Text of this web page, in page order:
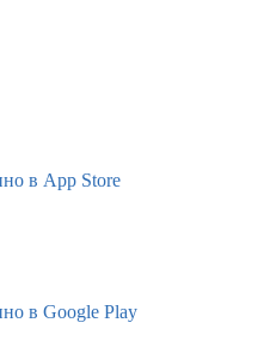
в App Store
в Google Play